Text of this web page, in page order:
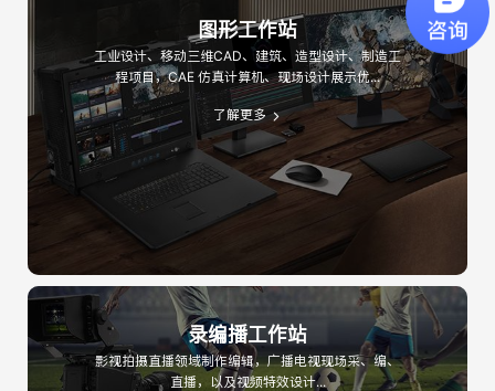
图形工作站
工业设计、移动三维CAD、建筑、造型设计、制造工
程项目，CAE 仿真计算机、现场设计展示优...
了解更多
录编播工作站
影视拍摄直播领域制作编辑，广播电视现场采、编、
直播，以及视频特效设计...